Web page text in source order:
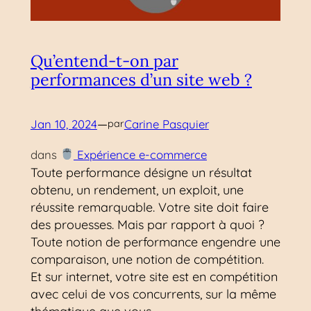
Qu’entend-t-on par
performances d’un site web ?
Jan 10, 2024—parCarine Pasquier
dans Expérience e-commerce
Toute performance désigne un résultat
obtenu, un rendement, un exploit, une
réussite remarquable. Votre site doit faire
des prouesses. Mais par rapport à quoi ?
Toute notion de performance engendre une
comparaison, une notion de compétition.
Et sur internet, votre site est en compétition
avec celui de vos concurrents, sur la même